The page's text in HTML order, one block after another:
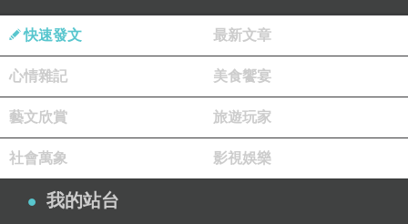
快速發文 最新文章
心情雜記 美食饗宴
藝文欣賞 旅遊玩家
社會萬象 影視娛樂
我的站台